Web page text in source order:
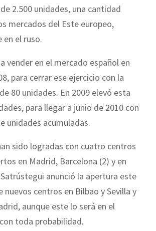
2.500 unidades, una cantidad
mercados del Este europeo,
en el ruso.
vender en el mercado español en
para cerrar ese ejercicio con la
80 unidades. En 2009 elevó esta
para llegar a junio de 2010 con
unidades acumuladas.
sido logradas con cuatro centros
en Madrid, Barcelona (2) y en
anunció la apertura este
nuevos centros en Bilbao y Sevilla y
aunque este lo será en el
toda probabilidad.